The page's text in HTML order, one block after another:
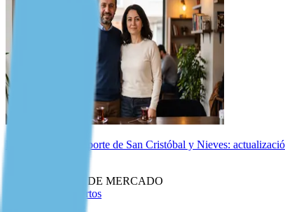
Biometría del pasaporte de San Cristóbal y Nieves:
INTELIGENCIA DE MERCADO
Artículos de Expertos